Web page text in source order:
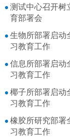
测试中心召开树
育部署会
生物所部署启动
习教育工作
信息所部署启动
习教育工作
椰子所部署启动
习教育工作
橡胶所研究部署
习教育工作